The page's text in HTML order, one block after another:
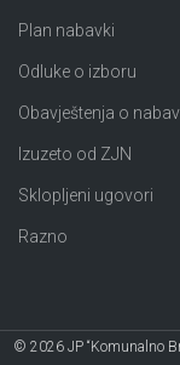
Plan nabavki
Odluke o izboru
Obavještenja o
Izuzeto od ZJN
Sklopljeni ugovori
Razno
© 2026 JP “Komunalno